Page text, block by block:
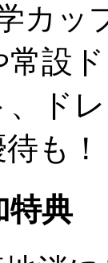
カッ
設
ド
も！
特典